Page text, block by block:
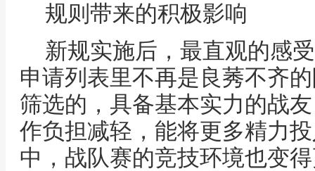
规则带来的积极影响
新规实施后，最直观的感
申请列表里不再是良莠不齐
筛选的，具备基本实力的战
作负担减轻，能将更多精力
中，战队赛的竞技环境也变